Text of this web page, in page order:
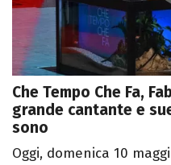
Che Tempo Che Fa,
grande cantante e
sono
Oggi, domenica 10